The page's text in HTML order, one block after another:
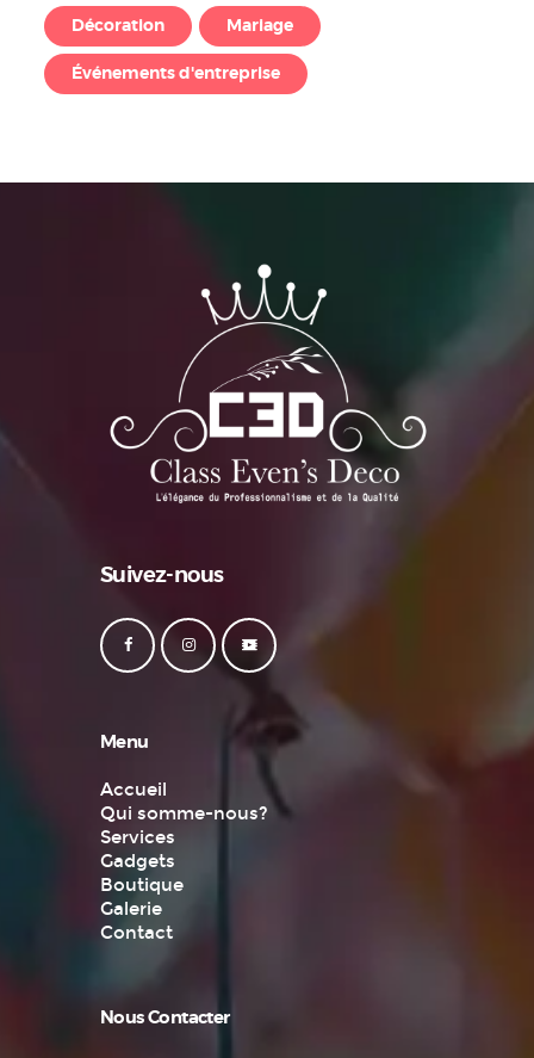
Décoration Mariage
Événements d'entreprise
Suivez-nous
Menu
Accueil
Qui somme-nous?
Services
Gadgets
Boutique
Galerie
Contact
Nous Contacter